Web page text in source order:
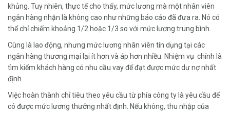
khủng. Tuy nhiên, thực tế cho thấy, mức lương mà một nhân viên
ngân hàng nhận là không cao như những báo cáo đã đưa ra. Nó có
thể chỉ chiếm khoảng 1/2 hoặc 1/3 so với mức lương trung bình.
Cùng là lao động, nhưng mức lương nhân viên tín dụng tại các
ngân hàng thương mại lại ít hơn và áp hơn nhiều. Nhiệm vụ chính là
tìm kiếm khách hàng có nhu cầu vay để đạt được mức dư nợ nhất
định.
Việc hoàn thành chỉ tiêu theo yêu cầu từ phía công ty là yêu cầu để
có được mức lương thưởng nhất định. Nếu không, thu nhập của